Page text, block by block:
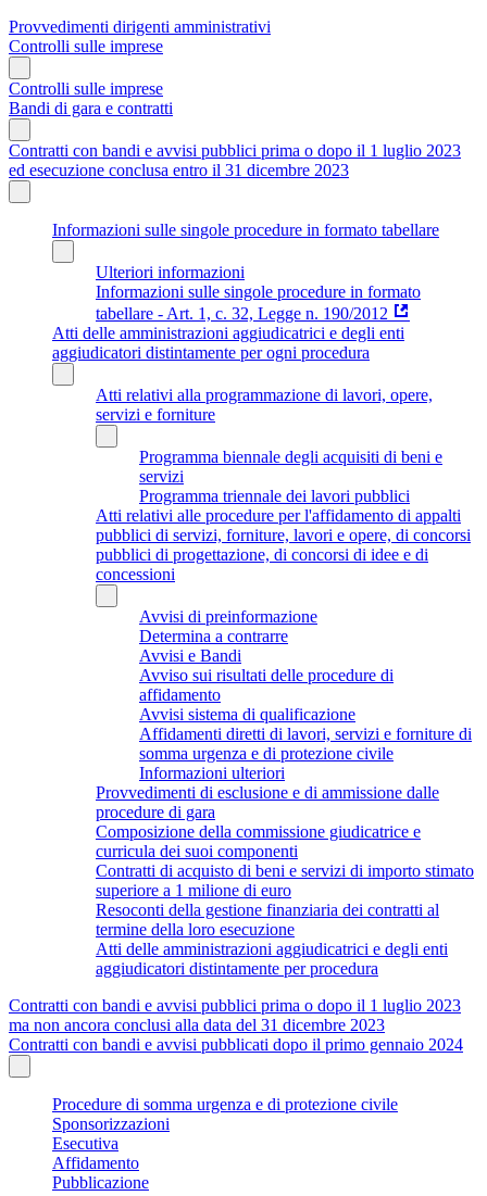
Provvedimenti dirigenti amministrativi
Controlli sulle imprese
Controlli sulle imprese
Bandi di gara e contratti
Contratti con bandi e avvisi pubblici prima o dopo il 1 luglio 2023
ed esecuzione conclusa entro il 31 dicembre 2023
Informazioni sulle singole procedure in formato tabellare
Ulteriori informazioni
Informazioni sulle singole procedure in formato
tabellare - Art. 1, c. 32, Legge n. 190/2012
Atti delle amministrazioni aggiudicatrici e degli enti
aggiudicatori distintamente per ogni procedura
Atti relativi alla programmazione di lavori, opere,
servizi e forniture
Programma biennale degli acquisiti di beni e
servizi
Programma triennale dei lavori pubblici
Atti relativi alle procedure per l'affidamento di appalti
pubblici di servizi, forniture, lavori e opere, di concorsi
pubblici di progettazione, di concorsi di idee e di
concessioni
Avvisi di preinformazione
Determina a contrarre
Avvisi e Bandi
Avviso sui risultati delle procedure di
affidamento
Avvisi sistema di qualificazione
Affidamenti diretti di lavori, servizi e forniture di
somma urgenza e di protezione civile
Informazioni ulteriori
Provvedimenti di esclusione e di ammissione dalle
procedure di gara
Composizione della commissione giudicatrice e
curricula dei suoi componenti
Contratti di acquisto di beni e servizi di importo stimato
superiore a 1 milione di euro
Resoconti della gestione finanziaria dei contratti al
termine della loro esecuzione
Atti delle amministrazioni aggiudicatrici e degli enti
aggiudicatori distintamente per procedura
Contratti con bandi e avvisi pubblici prima o dopo il 1 luglio 2023
ma non ancora conclusi alla data del 31 dicembre 2023
Contratti con bandi e avvisi pubblicati dopo il primo gennaio 2024
Procedure di somma urgenza e di protezione civile
Sponsorizzazioni
Esecutiva
Affidamento
Pubblicazione